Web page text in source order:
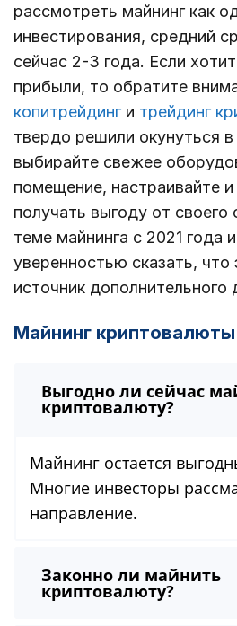
рассмотреть майнинг как
инвестирования, средний
сейчас 2-3 года. Если
прибыли, то обратите
копитрейдинги трейдинг
твердо решили окунуться в
выбирайте свежее
помещение, настраивайте и
получать выгоду от
теме майнинга с 2021 года
уверенностью сказать, что
источник дополнительного
Майнинг
Выгодно ли сейчас
криптовалюту?
Майнинг остается
Многие инвесторы
направление.
Законно ли майнить
криптовалюту?